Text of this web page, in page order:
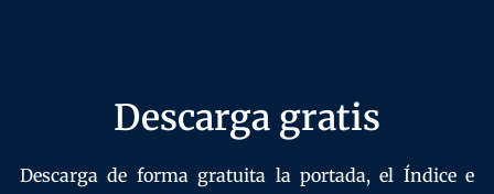
Descarga gratis
Descarga de forma gratuita la portada, el Índice e